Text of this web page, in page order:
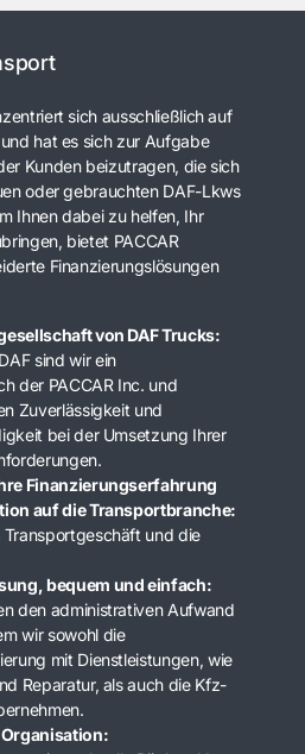
sich ausschließlich auf
hat es sich zur Aufgabe
Kunden beizutragen, die sich
oder gebrauchten DAF-Lkws
Ihnen dabei zu helfen, Ihr
bietet PACCAR
Finanzierungslösungen
von DAF Trucks:
sind wir ein
der PACCAR Inc. und
Zuverlässigkeit und
bei der Umsetzung Ihrer
Finanzierungserfahrung
auf die Transportbranche:
Transportgeschäft und die
bequem und einfach:
den administrativen Aufwand
wir sowohl die
mit Dienstleistungen, wie
Reparatur, als auch die Kfz-